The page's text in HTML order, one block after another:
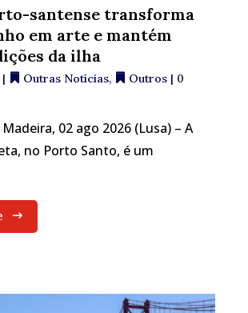
santense transforma
em arte e mantém
da ilha
| Outras Notícias, Outros | 0
02 ago 2026 (Lusa) – A
no Porto Santo, é um